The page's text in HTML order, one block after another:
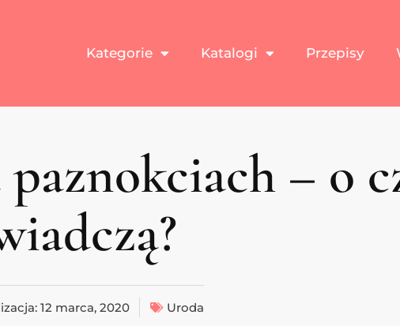
Kategorie Katalogi Przepisy
– o
12 marca, 2020 Uroda